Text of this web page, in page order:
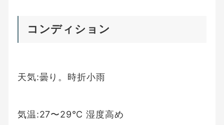
コンディション
天気:曇り。時折小雨
気温:27〜29℃ 湿度高め